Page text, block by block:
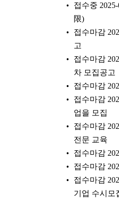
접수중
限)
접수마감
고
접수마감
차 모집공고
접수마감
접수마감
업을 모집
접수마감
전문 교육
접수마감
접수마감
접수마감
기업 수시모